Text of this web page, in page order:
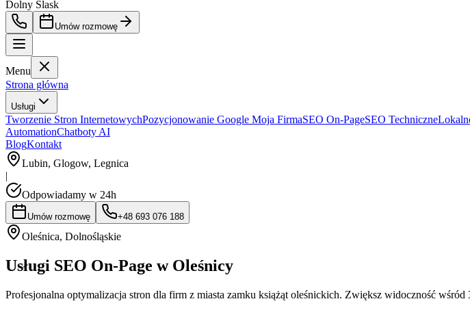
Dolny Slask
Umów rozmowę
Menu
Strona główna
Usługi
Tworzenie Stron InternetowychPozycjonowanie Google Moja FirmaSEO On-PageSEO Techniczne
AutomationChatboty AI
BlogKontakt
Lubin, Glogow, Legnica
|
Odpowiadamy w 24h
Umów rozmowę +48 693 076 188
Oleśnica, Dolnośląskie
Usługi SEO On-Page w Oleśnicy
Profesjonalna optymalizacja stron dla firm z miasta zamku książąt oleśnickich. Zwiększ widoczność